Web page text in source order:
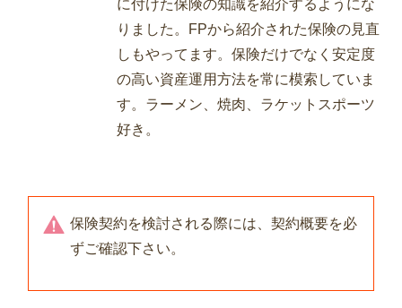
に付けた保険の知識を紹介するようにな
りました。FPから紹介された保険の見直
しもやってます。保険だけでなく安定度
の高い資産運用方法を常に模索していま
す。ラーメン、焼肉、ラケットスポーツ
好き。
保険契約を検討される際には、契約概要を必
ずご確認下さい。